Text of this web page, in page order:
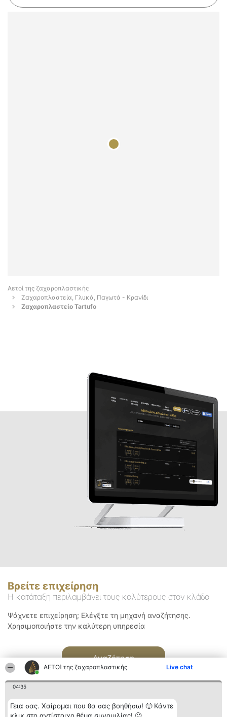
ΑΕΤΟΊ της ζαχαροπλαστικής Live chat
04:35
Γεια σας. Χαίρομαι που θα σας βοηθήσω! 🙂 Κάντε
Αετοί της ζαχαροπλαστικής
Ζαχαροπλαστεία, Γλυκά, Παγωτά - Κρανίδι
Ζαχαροπλαστείο Tartufo
Βρείτε επιχείρηση
Η κατάταξη περιλαμβάνει τους καλύτερους στον κλάδο
Ψάχνετε επιχείρηση; Ελέγξτε τη μηχανή αναζήτησης.
Χρησιμοποιήστε την καλύτερη υπηρεσία
Αναζήτηση